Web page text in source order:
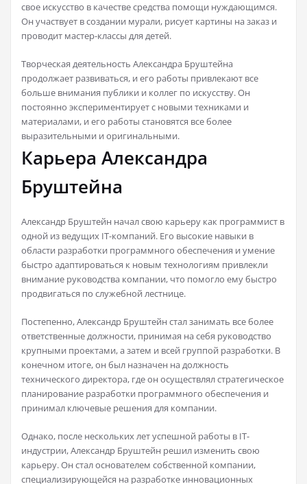
свое искусство в качестве средства помощи нуждающимся.
Он участвует в создании мурали, рисует картины на заказ и
проводит мастер-классы для детей.
Творческая деятельность Александра Бруштейна
продолжает развиваться, и его работы привлекают все
больше внимания публики и коллег по искусству. Он
постоянно экспериментирует с новыми техниками и
материалами, и его работы становятся все более
выразительными и оригинальными.
Карьера Александра
Бруштейна
Александр Бруштейн начал свою карьеру как программист в
одной из ведущих IT-компаний. Его высокие навыки в
области разработки программного обеспечения и умение
быстро адаптироваться к новым технологиям привлекли
внимание руководства компании, что помогло ему быстро
продвигаться по служебной лестнице.
Постепенно, Александр Бруштейн стал занимать все более
ответственные должности, принимая на себя руководство
крупными проектами, а затем и всей группой разработки. В
конечном итоге, он был назначен на должность
технического директора, где он осуществлял стратегическое
планирование разработки программного обеспечения и
принимал ключевые решения для компании.
Однако, после нескольких лет успешной работы в IT-
индустрии, Александр Бруштейн решил изменить свою
карьеру. Он стал основателем собственной компании,
специализирующейся на разработке инновационных